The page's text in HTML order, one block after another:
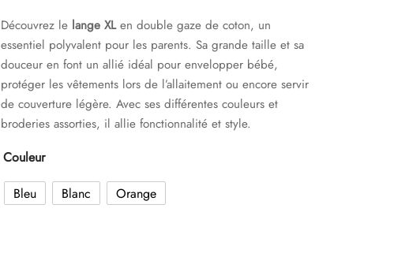
Découvrez le lange XLen double gaze de coton, un
essentiel polyvalent pour les parents. Sa grande taille et sa
douceur en font un allié idéal pour envelopper bébé,
protéger les vêtements lors de l’allaitement ou encore servir
de couverture légère. Avec ses différentes couleurs et
broderies assorties, il allie fonctionnalité et style.
Couleur
Bleu
Blanc Orange